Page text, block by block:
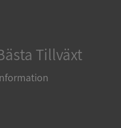
Tillväxt
Google